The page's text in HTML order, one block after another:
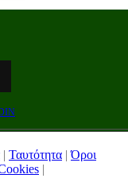
| Ταυτότητα |Όροι
|